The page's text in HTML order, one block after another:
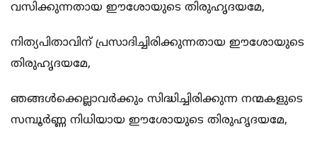
വസിക്കുന്നതായ ഈശോയുടെ തിരുഹൃദയമേ,
നിത്യപിതാവിന് പ്രസാദിച്ചിരിക്കുന്നതായ ഈശോയുടെ
തിരുഹൃദയമേ,
ഞങ്ങള്‍ക്കെല്ലാവര്‍ക്കും സിദ്ധിച്ചിരിക്കുന്ന നന്മകളുടെ
സമ്പൂര്‍ണ്ണ നിധിയായ ഈശോയുടെ തിരുഹൃദയമേ,